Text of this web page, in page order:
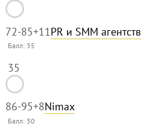
72-85+11 PR и SMM
Балл: 35
35
86-95+8Nimax
Балл: 30